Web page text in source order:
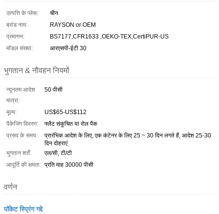
उत्पत्ति के प्लेस:
चीन
ब्रांड नाम:
RAYSON or OEM
प्रमाणन:
BS7177,CFR1633 ,OEKO-TEX,CertiPUR-US
मॉडल संख्या:
आरएसपी-ईटी 30
भुगतान & नौवहन नियमों
न्यूनतम आदेश
मात्रा:
50 पीसी
मूल्य:
US$65-US$112
पैकेजिंग विवरण:
फ्लैट संकुचित या रोल पैक
प्रसव के समय:
प्रारंभिक आदेश के लिए, एक कंटेनर के लिए 25 ~ 30 दिन लगते हैं, आदेश 25-30
दिन दोहराएं
भुगतान शर्तें:
एल/सी, टी/टी
आपूर्ति की क्षमता: प्रति माह 30000 पीसी
वर्णन
पॉकेट स्प्रिंग गद्दे